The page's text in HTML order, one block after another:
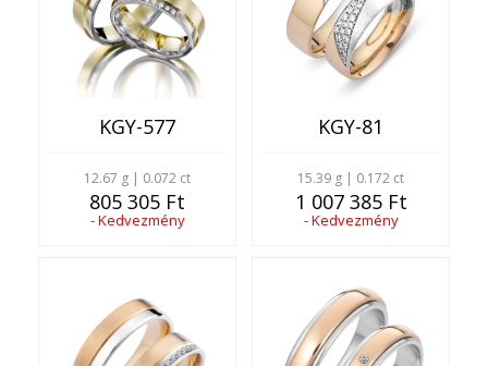
KGY-577
12.67 g | 0.072 ct
805 305 Ft
- Kedvezmény
KGY-81
15.39 g | 0.172 ct
1 007 385 Ft
- Kedvezmény